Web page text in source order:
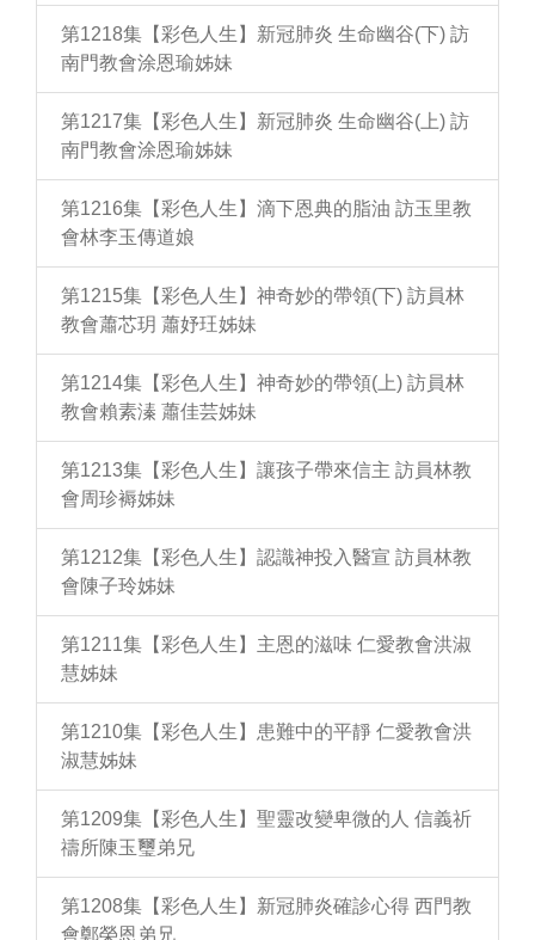
第1218集【彩色人生】新冠肺炎 生命幽谷(下) 訪
南門教會涂恩瑜姊妹
第1217集【彩色人生】新冠肺炎 生命幽谷(上) 訪
南門教會涂恩瑜姊妹
第1216集【彩色人生】滴下恩典的脂油 訪玉里教
會林李玉傳道娘
第1215集【彩色人生】神奇妙的帶領(下) 訪員林
教會蕭芯玥 蕭妤玨姊妹
第1214集【彩色人生】神奇妙的帶領(上) 訪員林
教會賴素溱 蕭佳芸姊妹
第1213集【彩色人生】讓孩子帶來信主 訪員林教
會周珍褥姊妹
第1212集【彩色人生】認識神投入醫宣 訪員林教
會陳子玲姊妹
第1211集【彩色人生】主恩的滋味 仁愛教會洪淑
慧姊妹
第1210集【彩色人生】患難中的平靜 仁愛教會洪
淑慧姊妹
第1209集【彩色人生】聖靈改變卑微的人 信義祈
禱所陳玉璽弟兄
第1208集【彩色人生】新冠肺炎確診心得 西門教
會鄭榮恩弟兄